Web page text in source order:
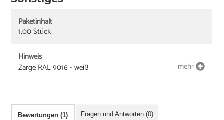
Paketinhalt
1,00 Stück
Hinweis
Zarge RAL 9016 - weiß
mehr
Bewertungen (1) Fragen und Antworten (0)